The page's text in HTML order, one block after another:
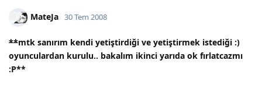
MateJa 30 Tem 2008
**mtk sanırım kendi yetiştirdiği ve yetiştirmek istediği :)
oyunculardan kurulu.. bakalım ikinci yarıda ok fırlatcazmı
:P**